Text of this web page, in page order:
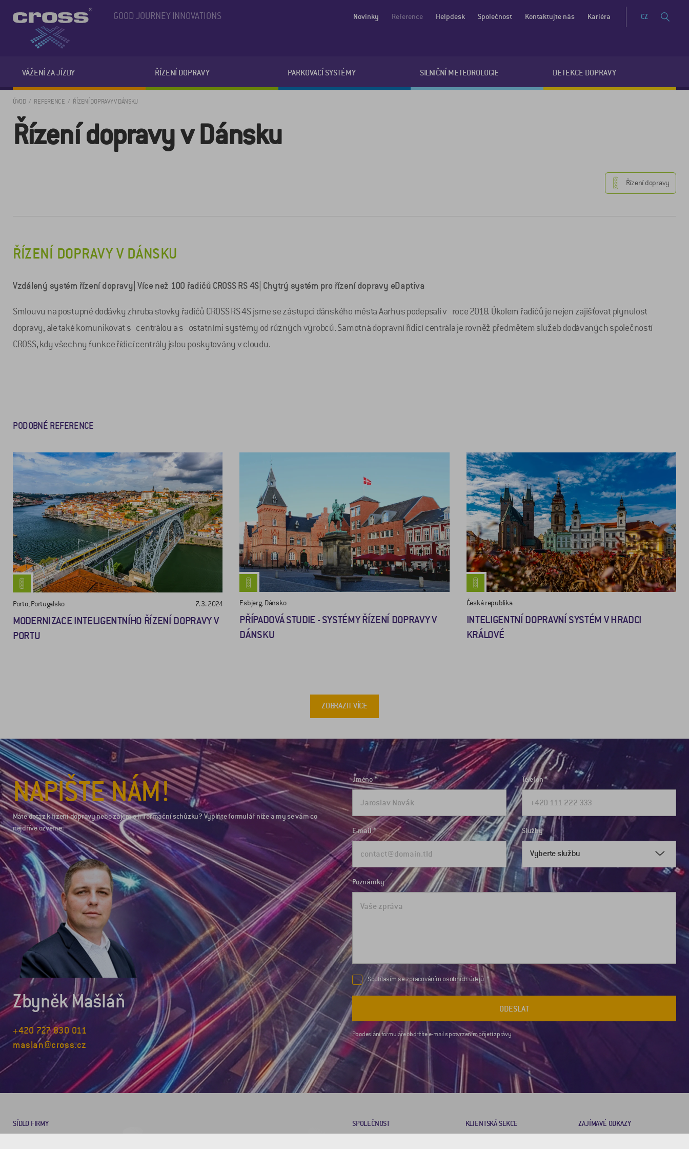
GOOD JOURNEY INNOVATIONS
VÁŽENÍ ZA JÍZDY ŘÍZENÍ DOPRAVY PARKOVACÍ SYSTÉMY SILNIČNÍ METEOROLOGIE DETEKCE DOPRAVY
Novinky Reference Helpdesk Společnost Kontaktujte nás Kariéra CZ
ÚVOD REFERENCE ŘÍZENÍ DOPRAVY V DÁNSKU
Řízení dopravy v Dánsku
Řízení dopravy
ŘÍZENÍ DOPRAVY V DÁNSKU
Vzdálený systém řízení dopravy| Více než 100 řadičů CROSS RS 4S| Chytrý systém pro řízení dopravy eDaptiva
Smlouvu na postupné dodávky zhruba stovky řadičů CROSS RS 4S jsme se zástupci dánského města Aarhus podepsali v roce 2018. Úkolem řadičů je nejen zajišťovat plynulost
dopravy, ale také komunikovat s centrálou a s ostatními systémy od různých výrobců. Samotná dopravní řídicí centrála je rovněž předmětem služeb dodávaných společností
CROSS, kdy všechny funkce řídicí centrály jslou poskytovány v cloudu.
PODOBNÉ REFERENCE
Porto, Portugalsko 7. 3. 2024
MODERNIZACE INTELIGENTNÍHO ŘÍZENÍ DOPRAVY V
PORTU
Esbjerg, Dánsko
PŘÍPADOVÁ STUDIE - SYSTÉMY ŘÍZENÍ DOPRAVY V
DÁNSKU
Česká republika
INTELIGENTNÍ DOPRAVNÍ SYSTÉM V HRADCI
KRÁLOVÉ
ZOBRAZIT VÍCE
NAPIŠTE NÁM!
Máte dotaz k řízení dopravy nebo zájem o informační schůzku? Vyplňte formulář níže a my se vám co
nejdříve ozveme.
Zbyněk Mašláň
+420 727 830 011
maslan@cross.cz
Jméno Telefon
E-mail Služby
Vyberte službu
Poznámky
Souhlasím sezpracováním osobních údajů.
ODESLAT
Po odeslání formuláře obdržíte e-mail s potvrzením přijetí zprávy.
SÍDLO FIRMY SPOLEČNOST KLIENTSKÁ SEKCE ZAJÍMAVÉ ODKAZY